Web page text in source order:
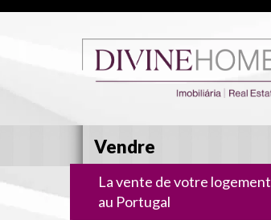
Vendre
La vente de votre logement
au Portugal